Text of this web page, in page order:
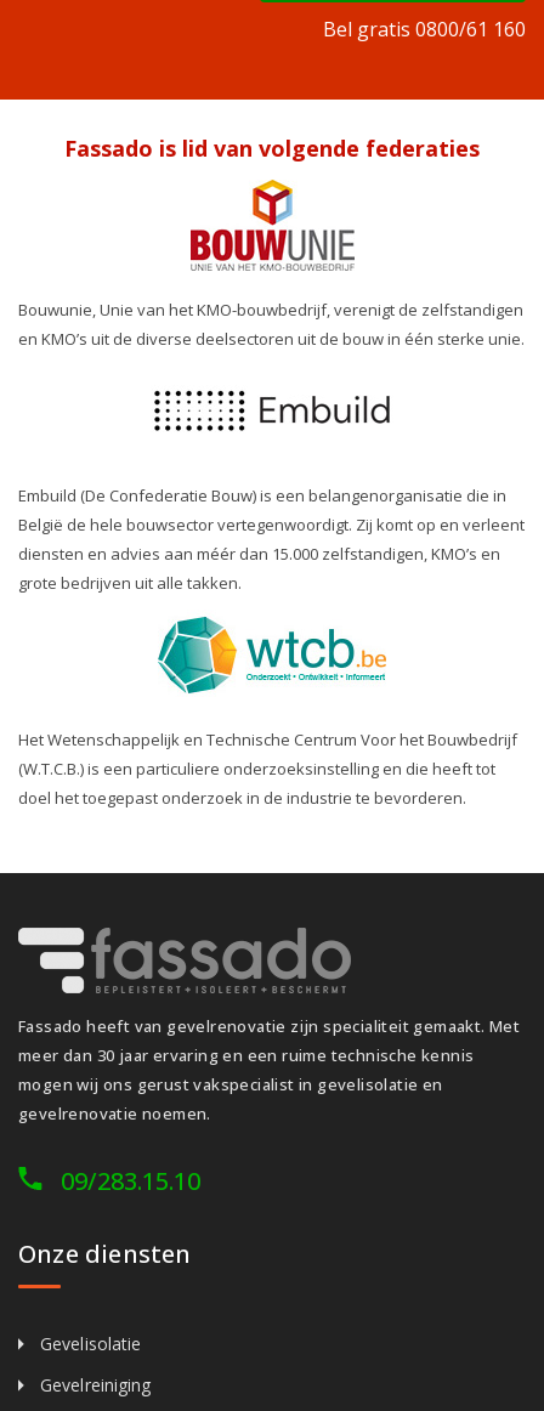
Bel gratis 0800/61 160
Fassado is lid van volgende federaties
Bouwunie, Unie van het KMO-bouwbedrijf, verenigt de zelfstandigen
en KMO’s uit de diverse deelsectoren uit de bouw in één sterke unie.
Embuild (De Confederatie Bouw) is een belangenorganisatie die in
België de hele bouwsector vertegenwoordigt. Zij komt op en verleent
diensten en advies aan méér dan 15.000 zelfstandigen, KMO’s en
grote bedrijven uit alle takken.
Het Wetenschappelijk en Technische Centrum Voor het Bouwbedrijf
(W.T.C.B.) is een particuliere onderzoeksinstelling en die heeft tot
doel het toegepast onderzoek in de industrie te bevorderen.
Fassado heeft van gevelrenovatie zijn specialiteit gemaakt. Met
meer dan 30 jaar ervaring en een ruime technische kennis
mogen wij ons gerust vakspecialist in gevelisolatie en
gevelrenovatie noemen.
09/283.15.10
Onze diensten
Gevelisolatie
Gevelreiniging